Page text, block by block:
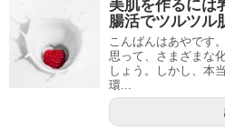
美肌を作るには
腸活でツルツル
こんばんはあやです
思って、さまざまな
しょう。しかし、本
環...